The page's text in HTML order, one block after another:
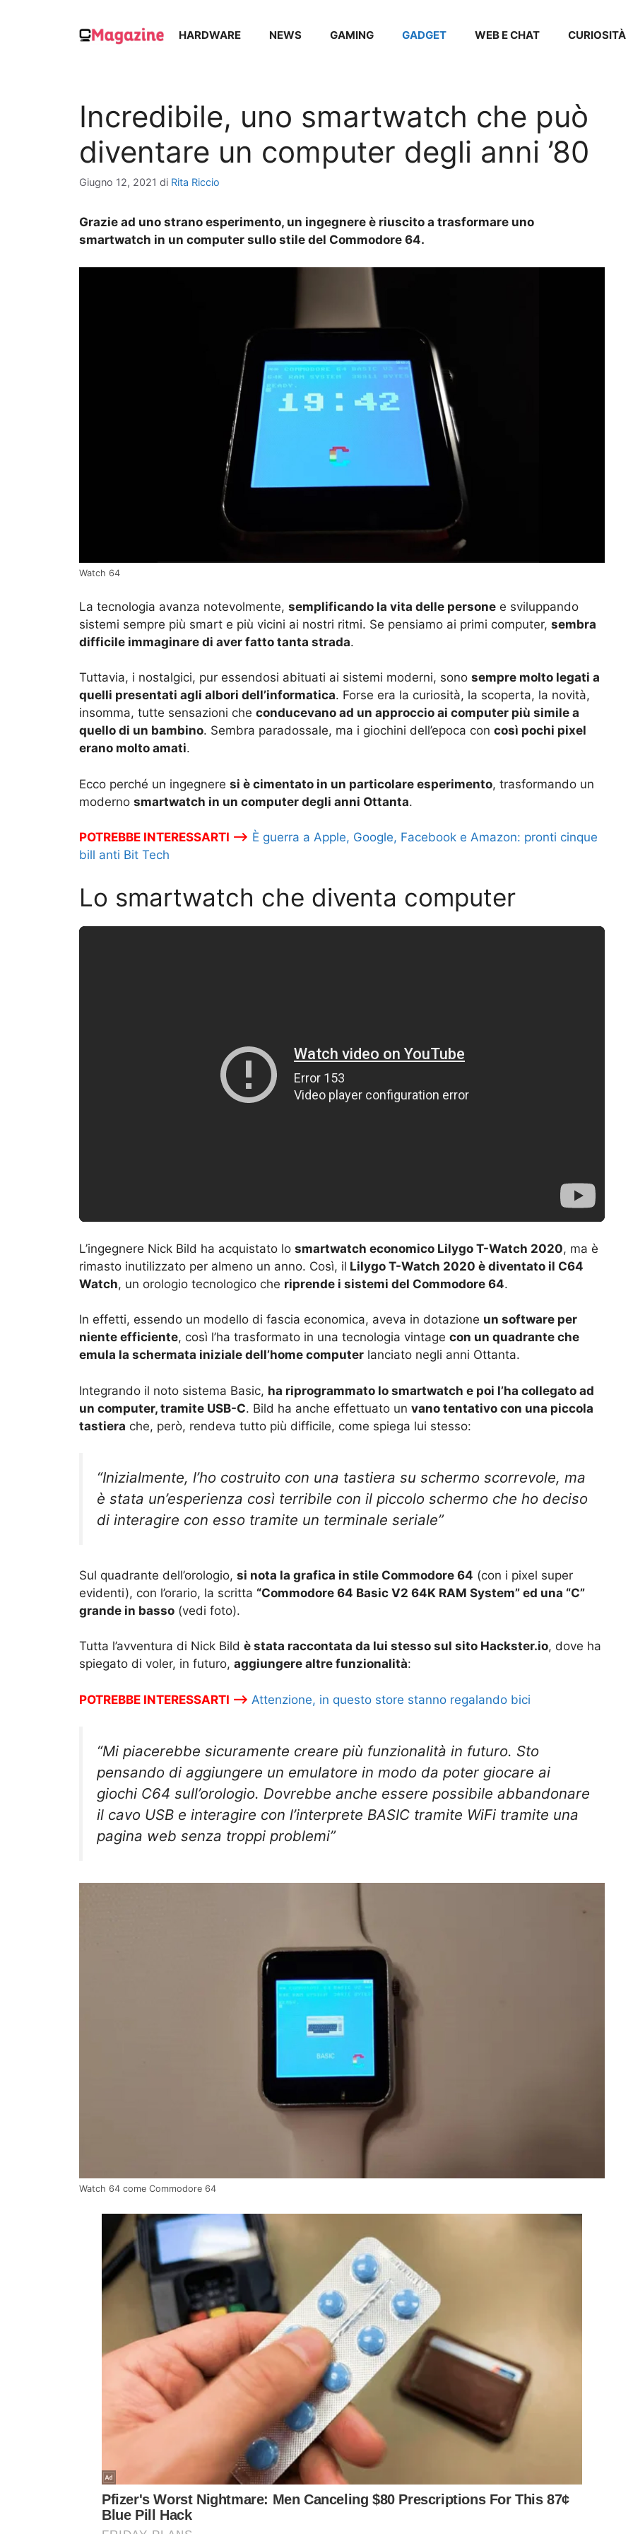
HARDWARE NEWS GAMING GADGET WEB E CHAT CURIOSITÀ
Incredibile, uno smartwatch che può
diventare un computer degli anni ’80
Giugno 12, 2021 di Rita Riccio
Grazie ad uno strano esperimento, un ingegnere è riuscito a trasformare uno
smartwatch in un computer sullo stile del Commodore 64.
Watch 64
La tecnologia avanza notevolmente, semplificando la vita delle persone e sviluppando
sistemi sempre più smart e più vicini ai nostri ritmi. Se pensiamo ai primi computer, sembra
difficile immaginare di aver fatto tanta strada.
Tuttavia, i nostalgici, pur essendosi abituati ai sistemi moderni, sono sempre molto legati a
quelli presentati agli albori dell’informatica. Forse era la curiosità, la scoperta, la novità,
insomma, tutte sensazioni che conducevano ad un approccio ai computer più simile a
quello di un bambino. Sembra paradossale, ma i giochini dell’epoca con così pochi pixel
erano molto amati.
Ecco perché un ingegnere si è cimentato in un particolare esperimento, trasformando un
moderno smartwatch in un computer degli anni Ottanta.
POTREBBE INTERESSARTI –> È guerra a Apple, Google, Facebook e Amazon: pronti cinque
bill anti Bit Tech
Lo smartwatch che diventa computer
L’ingegnere Nick Bild ha acquistato lo smartwatch economico Lilygo T-Watch 2020, ma è
rimasto inutilizzato per almeno un anno. Così, il Lilygo T-Watch 2020 è diventato il C64
Watch, un orologio tecnologico che riprende i sistemi del Commodore 64.
In effetti, essendo un modello di fascia economica, aveva in dotazione un software per
niente efficiente, così l’ha trasformato in una tecnologia vintage con un quadrante che
emula la schermata iniziale dell’home computer lanciato negli anni Ottanta.
Integrando il noto sistema Basic, ha riprogrammato lo smartwatch e poi l’ha collegato ad
un computer, tramite USB-C. Bild ha anche effettuato un vano tentativo con una piccola
tastiera che, però, rendeva tutto più difficile, come spiega lui stesso:
“Inizialmente, l’ho costruito con una tastiera su schermo scorrevole, ma
è stata un’esperienza così terribile con il piccolo schermo che ho deciso
di interagire con esso tramite un terminale seriale”
Sul quadrante dell’orologio, si nota la grafica in stile Commodore 64 (con i pixel super
evidenti), con l’orario, la scritta “Commodore 64 Basic V2 64K RAM System” ed una “C”
grande in basso (vedi foto).
Tutta l’avventura di Nick Bild è stata raccontata da lui stesso sul sito Hackster.io, dove ha
spiegato di voler, in futuro, aggiungere altre funzionalità:
POTREBBE INTERESSARTI –> Attenzione, in questo store stanno regalando bici
“Mi piacerebbe sicuramente creare più funzionalità in futuro. Sto
pensando di aggiungere un emulatore in modo da poter giocare ai
giochi C64 sull’orologio. Dovrebbe anche essere possibile abbandonare
il cavo USB e interagire con l’interprete BASIC tramite WiFi tramite una
pagina web senza troppi problemi”
Watch 64 come Commodore 64